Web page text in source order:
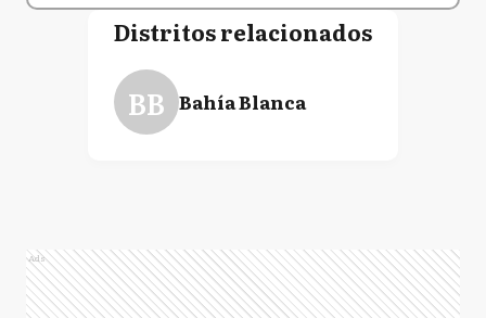
Distritos relacionados
BB Bahía Blanca
Ads